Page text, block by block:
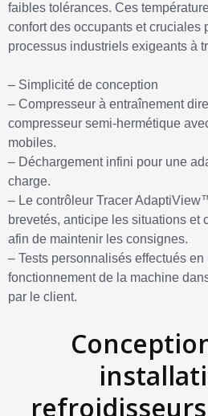
faibles tolérances. Ces
confort des occupants et cruciales
processus industriels exigeants à
– Simplicité de conception
– Compresseur à entraînement
compresseur semi-hermétique
mobiles.
– Déchargement infini pour une
charge.
– Le contrôleur Tracer
brevetés, anticipe les situations et
afin de maintenir les consignes.
– Tests personnalisés effectués
fonctionnement de la machine
par le client.